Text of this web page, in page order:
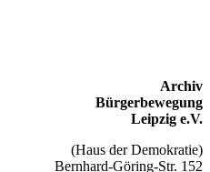
Archiv
Bürgerbewegung
Leipzig e.V.
(Haus der Demokratie)
Bernhard-Göring-Str. 152